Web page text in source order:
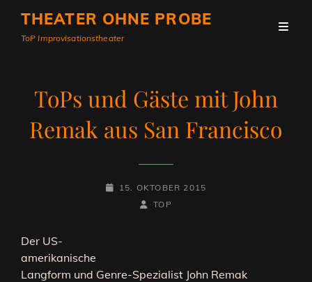
THEATER OHNE PROBE
ToP Improvisationstheater
ToPs und Gäste mit John
Remak aus San Francisco
POSTED-
15. OKTOBER 2015
BY
BYLINE
TOP
Der US-
amerikanische
Langform und Genre-Spezialist John Remak